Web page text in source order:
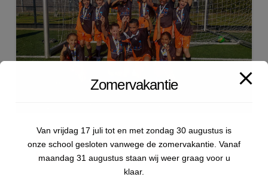
Meiden groep 5/6 winnen
beker voetbaltoernooi
Zomervakantie
Van vrijdag 17 juli tot en met zondag 30 augustus is
onze school gesloten vanwege de zomervakantie. Vanaf
maandag 31 augustus staan wij weer graag voor u
klaar.